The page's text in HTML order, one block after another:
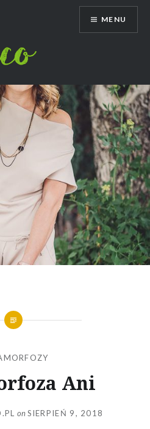
Toruń, poradnia
dziecięcy
MENU
Ani
onSIERPIEŃ 9, 2018